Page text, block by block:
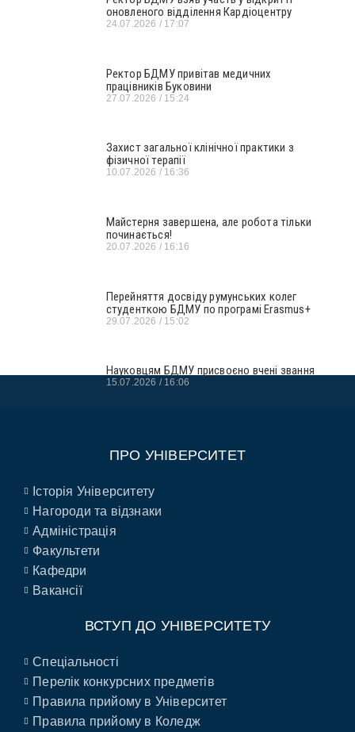
оновленого відділення Кардіоцентру
24.07.2026 17:07
Ректор БДМУ привітав медичних
працівників Буковини
27.07.2026 15:24
Захист загальної клінічної практики з
фізичної терапії
10.07.2026 16:36
Майстерня завершена, але робота тільки
починається!
20.07.2026 16:16
Перейняття досвіду румунських колег
студенткою БДМУ по програмі Erasmus+
29.07.2026 15:02
Науковцям БДМУ присвоєно вчені звання
15.07.2026 16:06
ПРО УНІВЕРСИТЕТ
Історія Університету
Нагороди та відзнаки
Адміністрація
Факультети
Кафедри
Вакансії
ВСТУП ДО УНІВЕРСИТЕТУ
Спеціальності
Перелік конкурсних предметів
Правила прийому в Університет
Правила прийому в Коледж